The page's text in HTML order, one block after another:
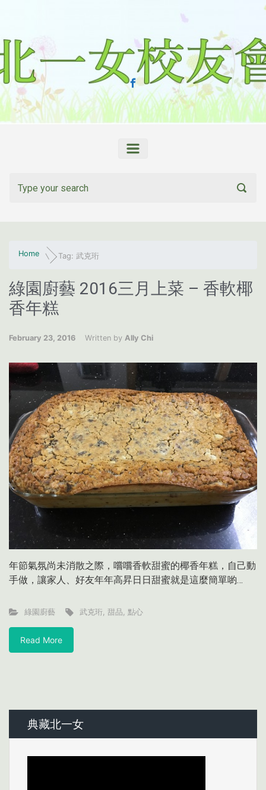
Home Tag: 武克珩
綠園廚藝 2016三月上菜 – 香軟椰
香年糕
February 23, 2016 Written by Ally Chi
年節氣氛尚未消散之際，嚐嚐香軟甜蜜的椰香年糕，自己動
手做，讓家人、好友年年高昇日日甜蜜就是這麼簡單喲…
綠園廚藝 武克珩 ,甜品 點心
Read More
典藏北一女